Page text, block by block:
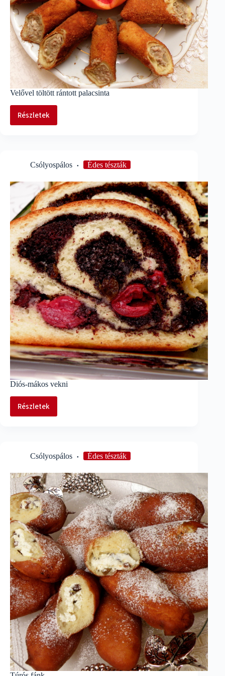
Velővel töltött rántott palacsinta
Részletek
Velővel
Csólyospálos Édes tészták
Diós-mákos vekni
Részletek
Diós-
Csólyospálos Édes tészták